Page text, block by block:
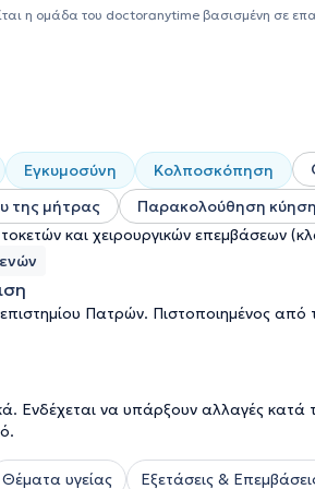
ιατρική 'πολύθρόνα'
και την χρήση
Παρέχει άμεση, γρήγορη και υπεύθυνη
for Colposcopy, της Ελληνικής
Γεννητικού Συστήματος και
ανακαινίσθηκε πρόσφατα,
«γυναικείος» χώρος. Επίσης,
υψηλής τεχνολογίας.
η ομάδα του doctoranytime βασισμένη σε
Εγκυμοσύνη Κολποσκόπηση
της μήτρας
Παρακολούθηση
και χειρουργικών επεμβάσεων
Πατρών. Πιστοποιημένος από
Ενδέχεται να υπάρξουν αλλαγές κατά
Θέματα υγείας Εξετάσεις &